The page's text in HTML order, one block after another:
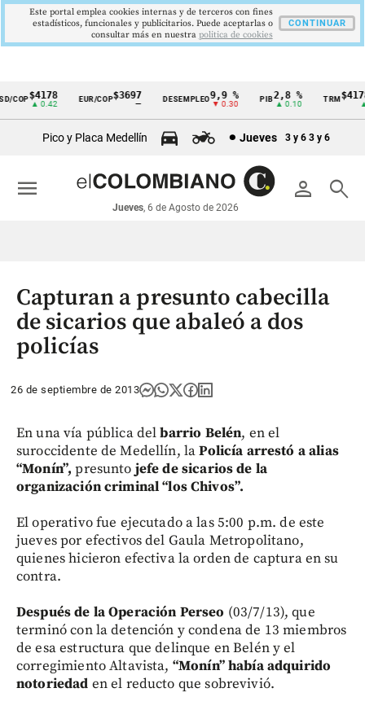
Cintillo
económicos
Colombia
COP$4178
▲ 0.42
EUR/COP$3697 DESEMPLEO9,9 %
▼ 0.30
PIB2,8 %
▲ 0.10
TRM
▲
Pico y Placa Medellín Jueves 3 y 6 3 y 6
person search
Jueves, 6 de Agosto de 2026
menu
Capturan a presunto cabecilla
de sicarios que abaleó a dos
policías
26 de septiembre de 2013
En una vía pública delbarrio Belén, en el
suroccidente de Medellín, laPolicía arrestó a alias
“Monín”, presunto jefe de sicarios de la
organización criminal “los Chivos”.
El operativo fue ejecutado a las 5:00 p.m. de este
jueves por efectivos del Gaula Metropolitano,
quienes hicieron efectiva la orden de captura en su
contra.
Después de la Operación Perseo (03/7/13), que
terminó con la detención y condena de 13 miembros
de esa estructura que delinque en Belén y el
corregimiento Altavista, “Monín” había adquirido
notoriedad en el reducto que sobrevivió.
Este portal emplea cookies internas y de terceros con fines
estadísticos, funcionales y publicitarios. Puede aceptarlas o
consultar más en nuestra politica de cookies
CONTINUAR